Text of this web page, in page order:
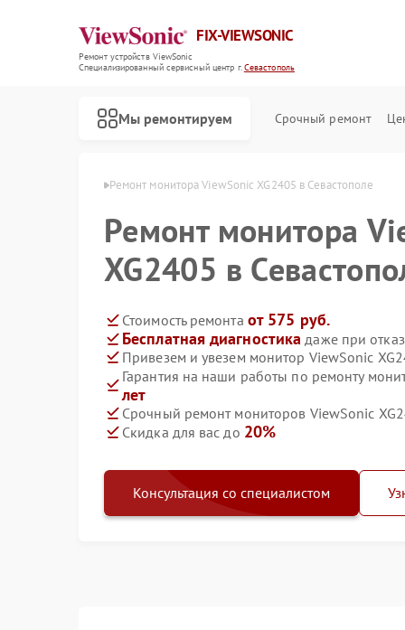
FIX-VIEWSONIC
Ремонт устройств ViewSonic
Специализированный cервисный центр г.Севастополь
Мы ремонтируем Срочный ремонт
Ремонт монитора ViewSonic XG2405 в Севастополе
Ремонт монитора
XG2405 в
Стоимость ремонта от 575 руб.
Бесплатная диагностика даже при
Привезем и увезем монитор ViewSonic
Гарантия на наши работы по ремонту
лет
Срочный ремонт мониторов ViewSonic
Скидка для вас до 20%
Консультация со специалистом